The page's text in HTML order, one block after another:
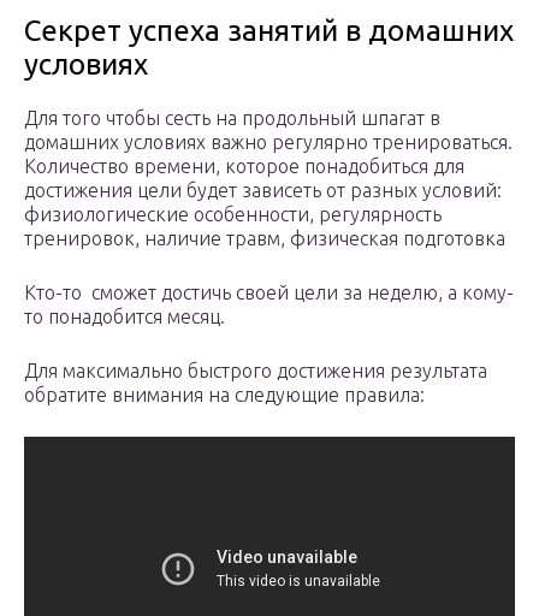
Секрет успеха занятий в домашних
условиях
Для того чтобы сесть на продольный шпагат в
домашних условиях важно регулярно тренироваться.
Количество времени, которое понадобиться для
достижения цели будет зависеть от разных условий:
физиологические особенности, регулярность
тренировок, наличие травм, физическая подготовка
Кто-то сможет достичь своей цели за неделю, а кому-
то понадобится месяц.
Для максимально быстрого достижения результата
обратите внимания на следующие правила: